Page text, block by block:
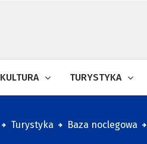
KULTURA TURYSTYKA
Turystyka Baza noclegowa